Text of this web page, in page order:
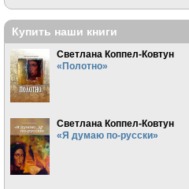
Купить наши книги
Светлана Коппел-Ковтун
«Полотно»
Светлана Коппел-Ковтун
«Я думаю по-русски»